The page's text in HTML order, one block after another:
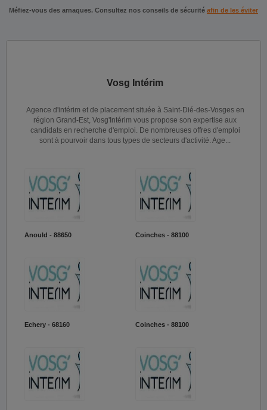
Méfiez-vous des arnaques. Consultez nos conseils de sécurité afin de les éviter
Vosg Intérim
Agence d'intérim et de placement située à Saint-Dié-des-Vosges en
région Grand-Est, Vosg'Intérim vous propose son expertise aux
candidats en recherche d'emploi. De nombreuses offres d'emploi
sont à pourvoir dans tous types de secteurs d'activité. Age...
Anould - 88650 Coinches - 88100
Echery - 68160 Coinches - 88100